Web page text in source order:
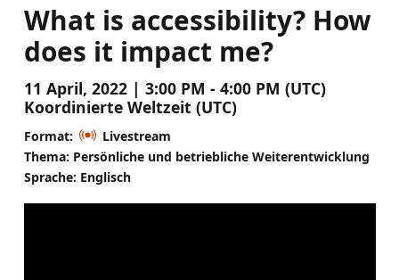
What is accessibility? How
does it impact me?
11 April, 2022 | 3:00 PM - 4:00 PM (UTC)
Koordinierte Weltzeit (UTC)
Format:
Livestream
Thema: Persönliche und betriebliche Weiterentwicklung
Sprache: Englisch